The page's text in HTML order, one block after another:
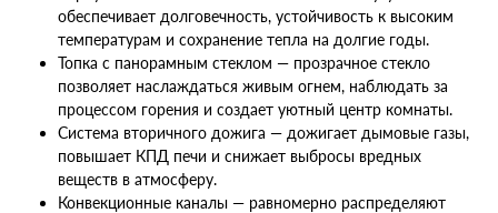
обеспечивает долговечность, устойчивость к высоким
температурам и сохранение тепла на долгие годы.
Топка с панорамным стеклом — прозрачное стекло
позволяет наслаждаться живым огнем, наблюдать за
процессом горения и создает уютный центр комнаты.
Система вторичного дожига — дожигает дымовые газы,
повышает КПД печи и снижает выбросы вредных
веществ в атмосферу.
Конвекционные каналы — равномерно распределяют